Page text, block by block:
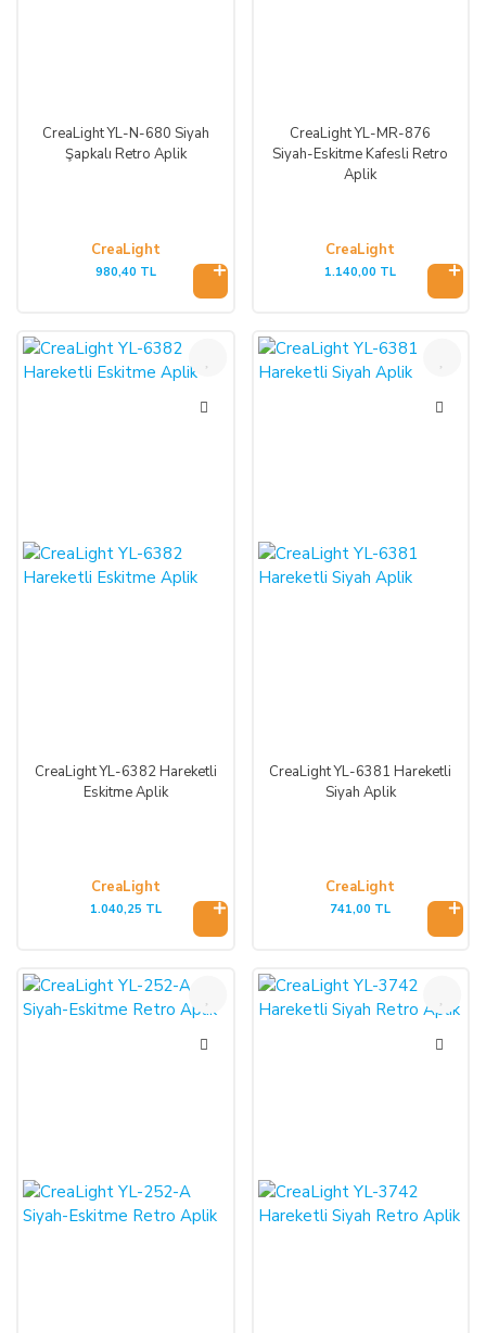
CreaLight YL-N-680 Siyah
Şapkalı Retro Aplik
CreaLight
980,40 TL
CreaLight YL-MR-876
Siyah-Eskitme Kafesli Retro
Aplik
CreaLight
1.140,00 TL
CreaLight YL-6382 Hareketli
Eskitme Aplik
CreaLight
1.040,25 TL
CreaLight YL-6381 Hareketli
Siyah Aplik
CreaLight
741,00 TL